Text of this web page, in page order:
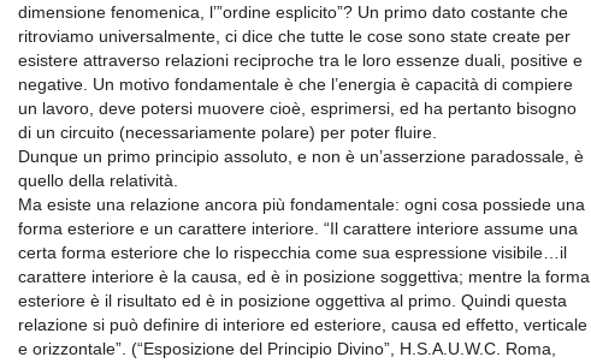
dimensione fenomenica, l’”ordine esplicito”? Un primo dato costante che
ritroviamo universalmente, ci dice che tutte le cose sono state create per
esistere attraverso relazioni reciproche tra le loro essenze duali, positive e
negative. Un motivo fondamentale è che l’energia è capacità di compiere
un lavoro, deve potersi muovere cioè, esprimersi, ed ha pertanto bisogno
di un circuito (necessariamente polare) per poter fluire.
Dunque un primo principio assoluto, e non è un’asserzione paradossale, è
quello della relatività.
Ma esiste una relazione ancora più fondamentale: ogni cosa possiede una
forma esteriore e un carattere interiore. “Il carattere interiore assume una
certa forma esteriore che lo rispecchia come sua espressione visibile…il
carattere interiore è la causa, ed è in posizione soggettiva; mentre la forma
esteriore è il risultato ed è in posizione oggettiva al primo. Quindi questa
relazione si può definire di interiore ed esteriore, causa ed effetto, verticale
e orizzontale”. (“Esposizione del Principio Divino”, H.S.A.U.W.C. Roma,